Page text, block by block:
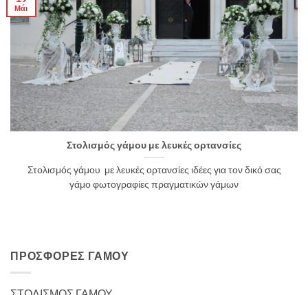
Στολισμός γάμου με λευκές ορτανσίες
Στολισμός γάμου με λευκές ορτανσίες ιδέες για τον δικό σας
γάμο φωτογραφίες πραγματικών γάμων
Μάι
ΠΡΟΣΦΟΡΈΣ ΓΆΜΟΥ